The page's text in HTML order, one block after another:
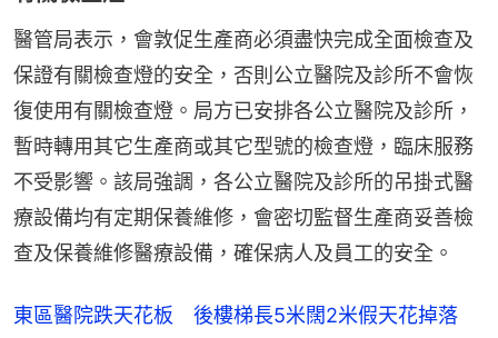
醫管局表示，會敦促生產商必須盡快完成全面檢查及
保證有關檢查燈的安全，否則公立醫院及診所不會恢
復使用有關檢查燈。局方已安排各公立醫院及診所，
暫時轉用其它生產商或其它型號的檢查燈，臨床服務
不受影響。該局強調，各公立醫院及診所的吊掛式醫
療設備均有定期保養維修，會密切監督生產商妥善檢
查及保養維修醫療設備，確保病人及員工的安全。
東區醫院跌天花板 後樓梯長5米闊2米假天花掉落